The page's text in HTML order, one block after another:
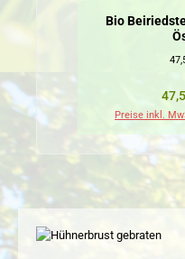
Bio
Preise inkl.